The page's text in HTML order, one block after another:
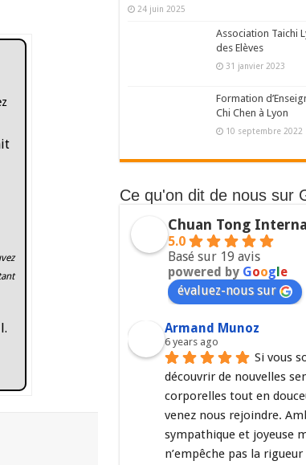
24 juin 2025
Association Taichi
des Elèves
31 janvier 2023
Formation
Chi Chen à Lyon
10 septembre 2022
Ce qu'on dit de nous sur
Chuan Tong
5.0
Basé sur 19 avis
powered by Goog e
évaluez-nous sur
Armand Munoz
6 years ago
Si vous
découvrir de nouvelles
corporelles tout en
venez nous rejoindre.
sympathique et joyeuse
n’empêche pas la